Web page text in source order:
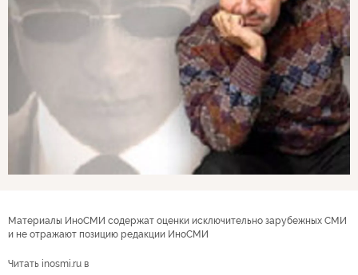
Материалы ИноСМИ содержат оценки исключительно зарубежных СМИ
и не отражают позицию редакции ИноСМИ
Читать inosmi.ru в